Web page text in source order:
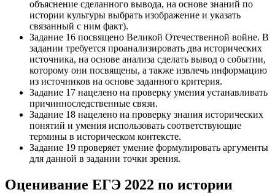
объяснение сделанного вывода, на основе знаний по
истории культуры выбрать изображение и указать
связанный с ним факт).
Задание 16 посвящено Великой Отечественной войне. В
задании требуется проанализировать два исторических
источника, на основе анализа сделать вывод о событии,
которому они посвящены, а также извлечь информацию
из источников на основе заданного критерия.
Задание 17 нацелено на проверку умения устанавливать
причинноследственные связи.
Задание 18 нацелено на проверку знания исторических
понятий и умения использовать соответствующие
термины в историческом контексте.
Задание 19 проверяет умение формулировать аргументы
для данной в задании точки зрения.
Оценивание ЕГЭ 2022 по истории